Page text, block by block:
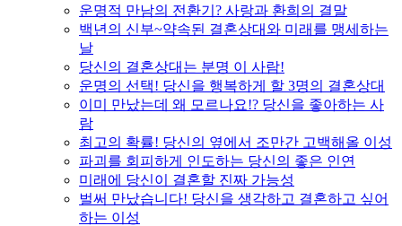
운명적 만남의 전환기? 사랑과 환희의 결말
백년의 신부~약속된 결혼상대와 미래를 맹세하는
날
당신의 결혼상대는 분명 이 사람!
운명의 선택! 당신을 행복하게 할 3명의 결혼상대
이미 만났는데 왜 모르나요!? 당신을 좋아하는 사
람
최고의 확률! 당신의 옆에서 조만간 고백해올 이성
파괴를 회피하게 인도하는 당신의 좋은 인연
미래에 당신이 결혼할 진짜 가능성
벌써 만났습니다! 당신을 생각하고 결혼하고 싶어
하는 이성